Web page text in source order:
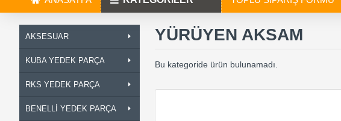
AKSESUAR
KUBA YEDEK PARÇA
RKS YEDEK PARÇA
BENELLİ YEDEK PARÇA
YÜRÜYEN AKSAM
Bu kategoride ürün bulunamadı.